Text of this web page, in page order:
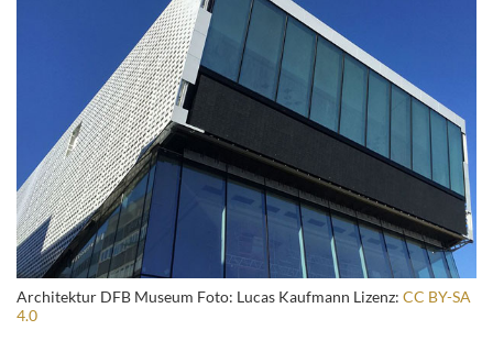
Architektur DFB Museum Foto: Lucas Kaufmann Lizenz: CC BY-SA
4.0